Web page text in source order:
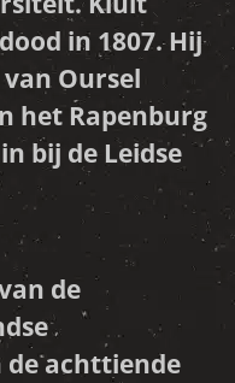
in 1807. Hij
Oursel
het Rapenburg
bij de Leidse
de
de achttiende